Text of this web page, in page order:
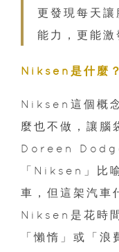
更發現每天
能力，更能激
Niksen是什麼？
Niksen這個概
麼也不做，讓腦
Doreen
「Niksen」比
車，但這架汽車
Niksen是花時
「懶惰」或「